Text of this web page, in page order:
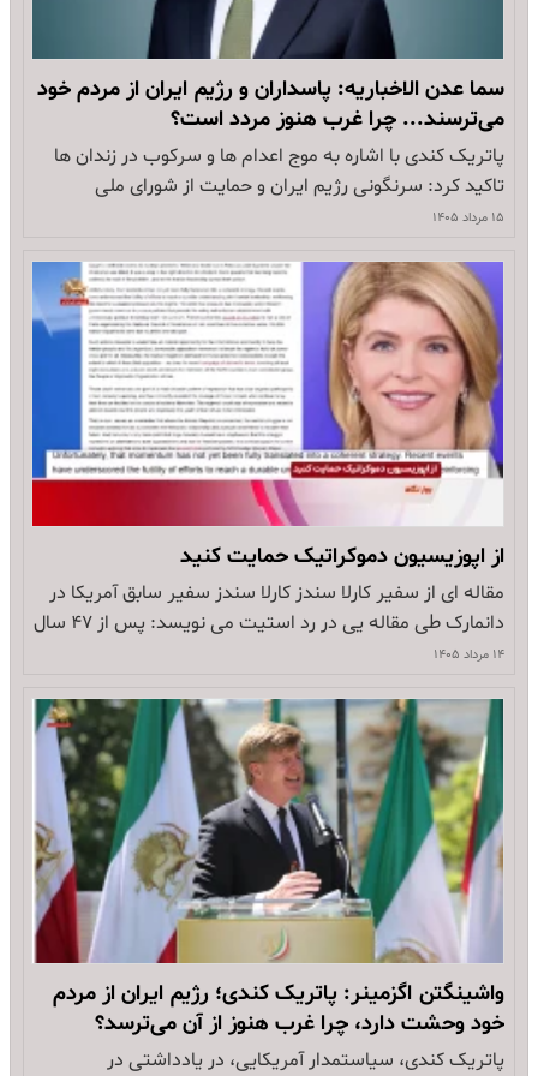
سما عدن الاخباریه: پاسداران و رژیم ایران از مردم خود
می‌ترسند... چرا غرب هنوز مردد است؟
پاتریک کندی با اشاره به موج اعدام ها و سرکوب در زندان ها
تاکید کرد: سرنگونی رژیم ایران و حمایت از شورای ملی
مقاومت و برنامه خانم مریم رجوی تنها راه باقی مانده است
آمریکایی واشنگتن اگزمینر مقاله ای از…
۱۵ مرداد ۱۴۰۵
‌از اپوزیسیون دموکراتیک حمایت کنید
مقاله ای از سفیر کارلا سندز کارلا سندز سفیر سابق آمریکا در
دانمارک طی مقاله یی در رد استیت می نویسد: پس از ۴۷ سال
حاکمیت، دیکتاتوری مذهبی ایران در آستانه سقوط قرار گرفته
بوده است، ابتدا…
۱۴ مرداد ۱۴۰۵
واشینگتن اگزمینر: پاتریک کندی؛ رژیم ایران از مردم
خود وحشت دارد، چرا غرب هنوز از آن می‌ترسد؟
پاتریک کندی، سیاستمدار آمریکایی، در یادداشتی در